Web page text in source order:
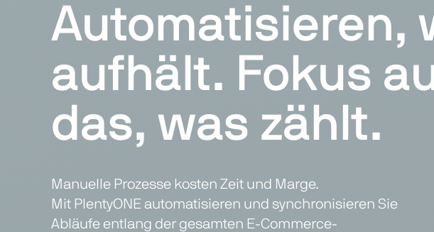
Automatisieren,
aufhält. Fokus
das, was zählt.
Manuelle Prozesse kosten Zeit und Marge.
Mit PlentyONE automatisieren und synchronisieren Sie
Abläufe entlang der gesamten E-Commerce-